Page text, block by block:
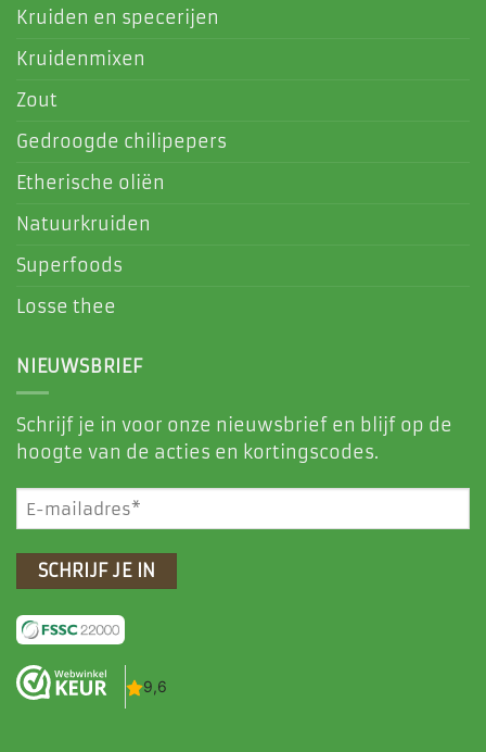
Kruiden en specerijen
Kruidenmixen
Zout
Gedroogde chilipepers
Etherische oliën
Natuurkruiden
Superfoods
Losse thee
NIEUWSBRIEF
Schrijf je in voor onze nieuwsbrief en blijf op de
hoogte van de acties en kortingscodes.
E-
mailadres
(Vereist)